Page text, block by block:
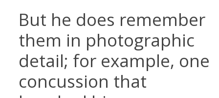
But he does remember
them in photographic
detail; for example, one
concussion that